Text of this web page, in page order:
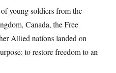
young soldiers from the
Canada, the Free
Allied nations landed on
to restore freedom to an